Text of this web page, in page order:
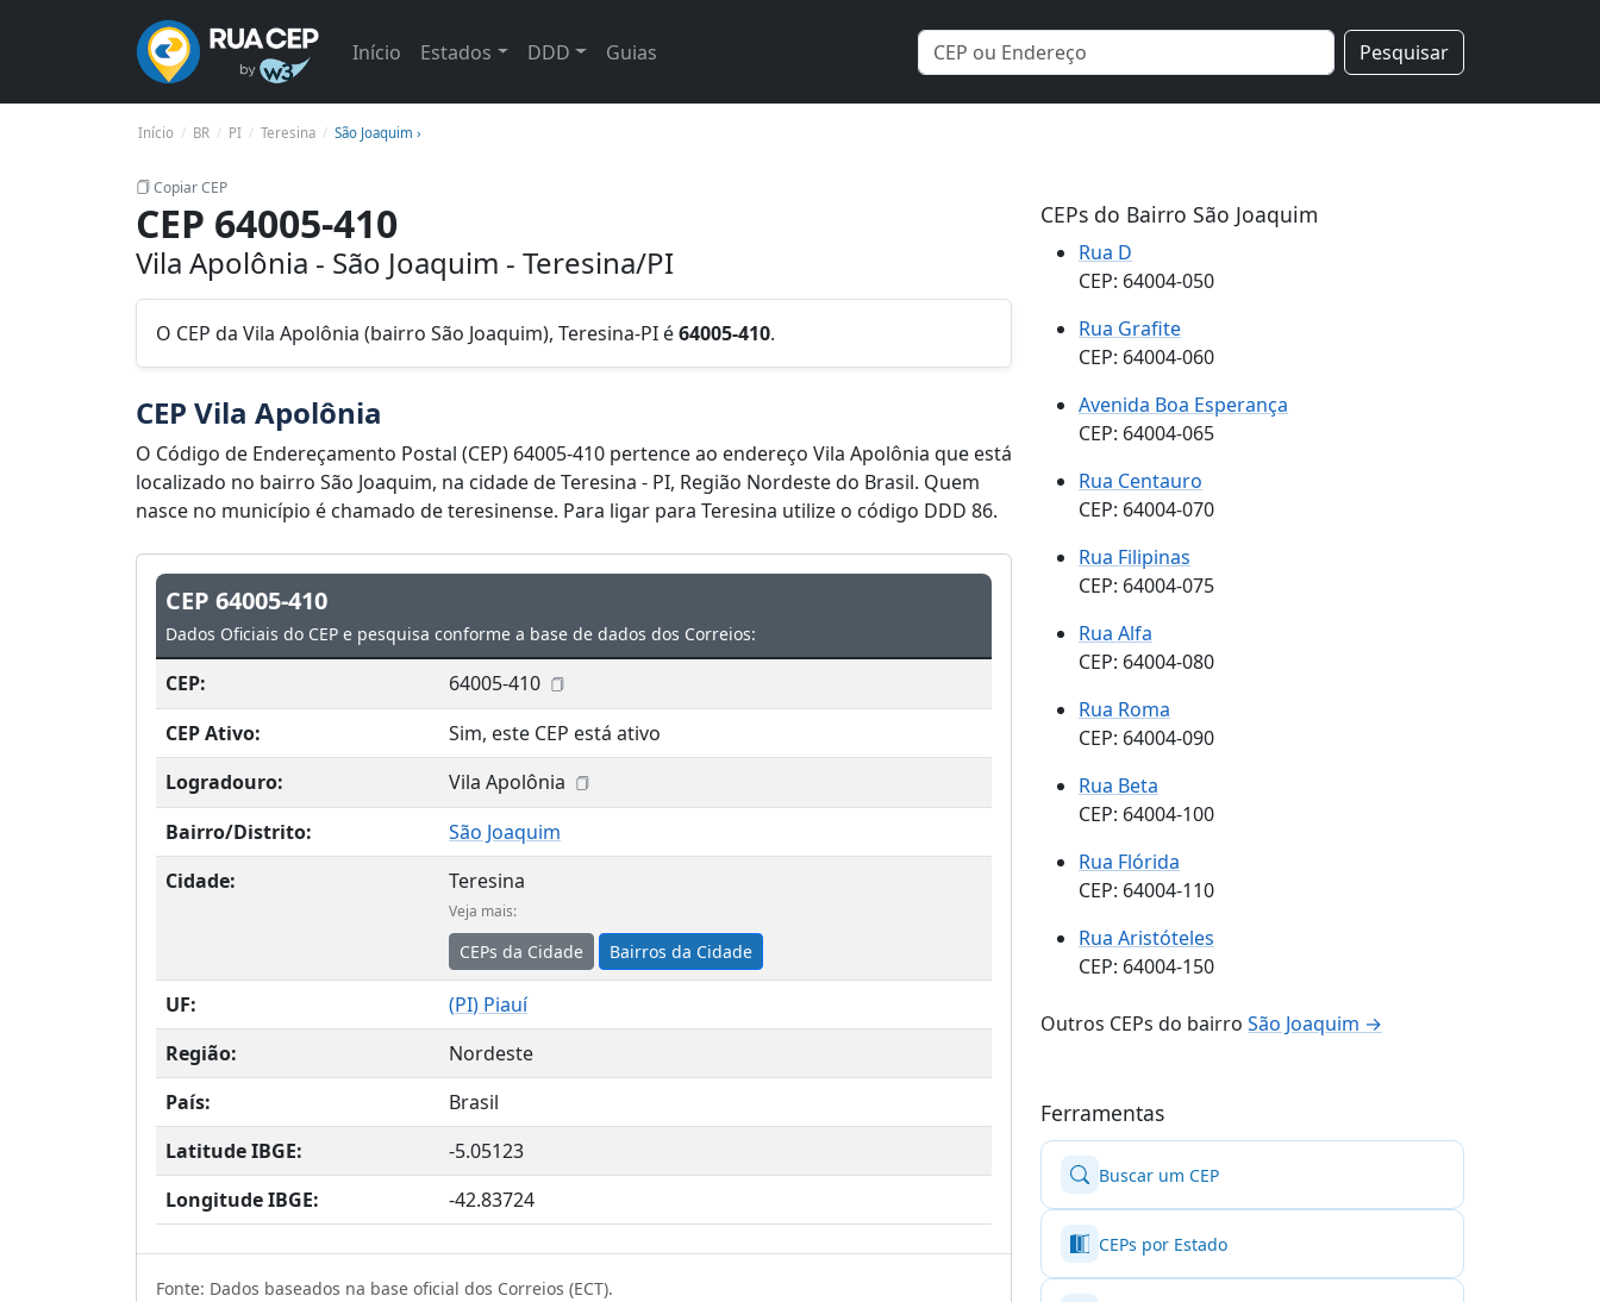
Início Estados DDD Guias Pesquisar
Início BR PI Teresina São Joaquim ›
Copiar CEP
CEP 64005-410
Vila Apolônia - São Joaquim - Teresina/PI
O CEP da Vila Apolônia (bairro São Joaquim), Teresina-PI é64005-410.
CEP Vila Apolônia
O Código de Endereçamento Postal (CEP) 64005-410 pertence ao endereço Vila Apolônia que está
localizado no bairro São Joaquim, na cidade de Teresina - PI, Região Nordeste do Brasil. Quem
nasce no município é chamado de teresinense. Para ligar para Teresina utilize o código DDD 86.
CEP 64005-410
Dados Oficiais do CEP e pesquisa conforme a base de dados dos Correios:
CEP:
64005-410
CEP Ativo:
Sim, este CEP está ativo
Logradouro:
Vila Apolônia
Bairro/Distrito:
São Joaquim
Cidade:
Teresina
Veja mais:
CEPs da Cidade Bairros da Cidade
UF: (PI) Piauí
Região:
Nordeste
País:
Brasil
Latitude IBGE:
-5.05123
Longitude IBGE:
-42.83724
Fonte: Dados baseados na base oficial dos Correios (ECT).
CEPs do Bairro São Joaquim
Rua D
CEP: 64004-050
Rua Grafite
CEP: 64004-060
Avenida Boa Esperança
CEP: 64004-065
Rua Centauro
CEP: 64004-070
Rua Filipinas
CEP: 64004-075
Rua Alfa
CEP: 64004-080
Rua Roma
CEP: 64004-090
Rua Beta
CEP: 64004-100
Rua Flórida
CEP: 64004-110
Rua Aristóteles
CEP: 64004-150
Outros CEPs do bairro São Joaquim →
Ferramentas
Buscar um CEP
CEPs por Estado